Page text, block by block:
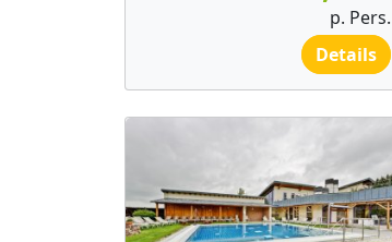
p. Pers.
Details